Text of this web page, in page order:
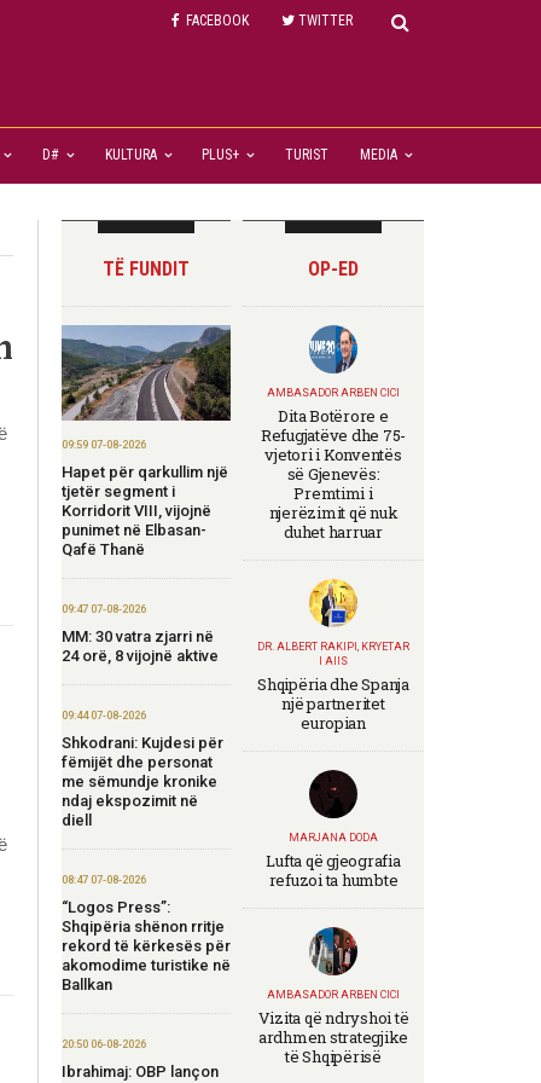
FACEBOOK TWITTER
D# KULTURA PLUS+ TURIST MEDIA
TË FUNDIT
09:59 07-08-2026
Hapet për qarkullim një
tjetër segment i
Korridorit VIII, vijojnë
punimet në Elbasan-
Qafë Thanë
09:47 07-08-2026
MM: 30 vatra zjarri në
24 orë, 8 vijojnë aktive
09:44 07-08-2026
Shkodrani: Kujdesi për
fëmijët dhe personat
me sëmundje kronike
ndaj ekspozimit në
diell
08:47 07-08-2026
“Logos Press”:
Shqipëria shënon rritje
rekord të kërkesës për
akomodime turistike në
Ballkan
20:50 06-08-2026
Ibrahimaj: OBP lançon
OP-ED
AMBASADOR ARBEN CICI
Dita Botërore e
Refugjatëve dhe 75-
vjetori i Konventës
së Gjenevës:
Premtimi i
njerëzimit që nuk
duhet harruar
DR. ALBERT RAKIPI, KRYETAR
I AIIS
Shqipëria dhe Spanja
një partneritet
europian
MARJANA DODA
Lufta që gjeografia
refuzoi ta humbte
AMBASADOR ARBEN CICI
Vizita që ndryshoi të
ardhmen strategjike
të Shqipërisë